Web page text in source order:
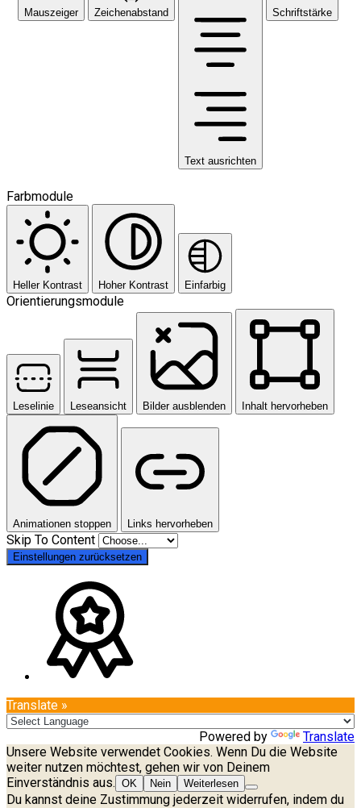
Mauszeiger Zeichenabstand
Text ausrichten
Schriftstärke
Farbmodule
Heller Kontrast Hoher Kontrast Einfarbig
Orientierungsmodule
Leselinie Leseansicht Bilder ausblenden Inhalt hervorheben
Animationen stoppen Links hervorheben
Skip To Content
Einstellungen zurücksetzen
Translate »
Powered by
Translate
Unsere Website verwendet Cookies. Wenn Du die Website
weiter nutzen möchtest, gehen wir von Deinem
Einverständnis aus. OK Nein Weiterlesen
Du kannst deine Zustimmung jederzeit widerrufen, indem du